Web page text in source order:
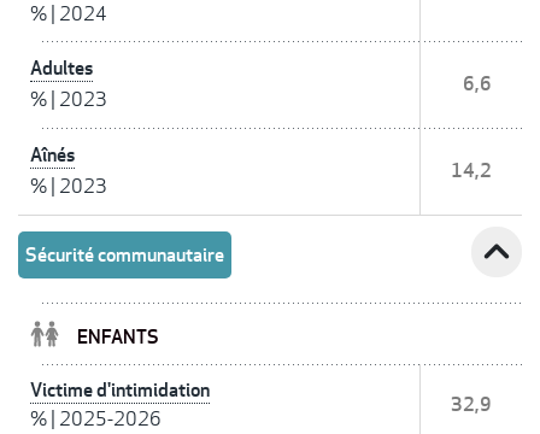
% 2024
Adultes
% 2023
6,6
Aînés
% 2023
14,2
Sécurité communautaire expand_less
ENFANTS
Victime d'intimidation
% 2025-2026
32,9